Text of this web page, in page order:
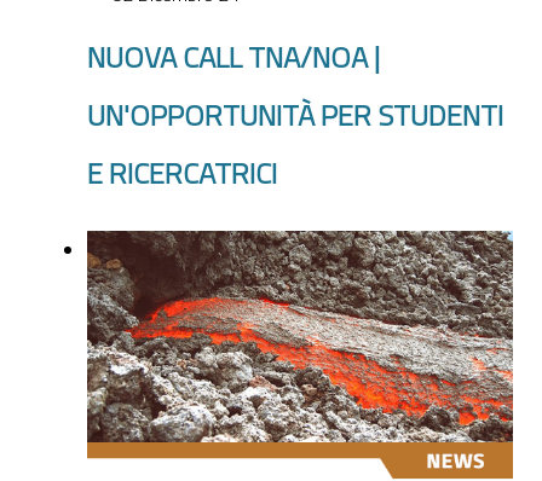
NUOVA CALL TNA/NOA |
UN'OPPORTUNITÀ PER STUDENTI
E RICERCATRICI